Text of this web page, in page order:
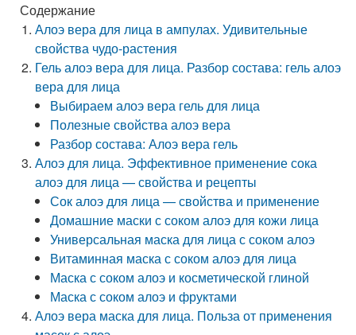
Содержание
Алоэ вера для лица в ампулах. Удивительные
свойства чудо-растения
Гель алоэ вера для лица. Разбор состава: гель алоэ
вера для лица
Выбираем алоэ вера гель для лица
Полезные свойства алоэ вера
Разбор состава: Алоэ вера гель
Алоэ для лица. Эффективное применение сока
алоэ для лица — свойства и рецепты
Сок алоэ для лица — свойства и применение
Домашние маски с соком алоэ для кожи лица
Универсальная маска для лица с соком алоэ
Витаминная маска с соком алоэ для лица
Маска с соком алоэ и косметической глиной
Маска с соком алоэ и фруктами
Алоэ вера маска для лица. Польза от применения